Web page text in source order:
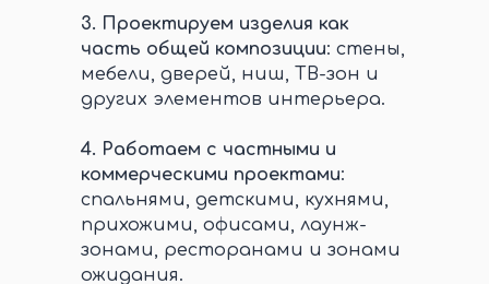
3. Проектируем изделия как
часть общей композиции: стены,
мебели, дверей, ниш, ТВ-зон и
других элементов интерьера.
4. Работаем с частными и
коммерческими проектами:
спальнями, детскими, кухнями,
прихожими, офисами, лаунж-
зонами, ресторанами и зонами
ожидания.